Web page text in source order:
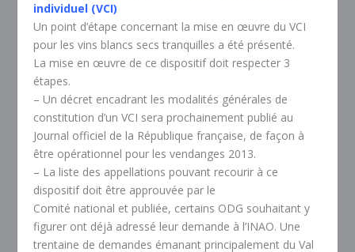
individuel (VCI)
Un point d’étape concernant la mise en œuvre du VCI
pour les vins blancs secs tranquilles a été présenté.
La mise en œuvre de ce dispositif doit respecter 3
étapes.
– Un décret encadrant les modalités générales de
constitution d’un VCI sera prochainement publié au
Journal officiel de la République française, de façon à
être opérationnel pour les vendanges 2013.
– La liste des appellations pouvant recourir à ce
dispositif doit être approuvée par le
Comité national et publiée, certains ODG souhaitant y
figurer ont déjà adressé leur demande à l’INAO. Une
trentaine de demandes émanant principalement du Val